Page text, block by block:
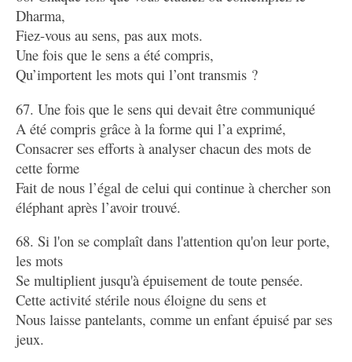
Dharma,
Fiez-vous au sens, pas aux mots.
Une fois que le sens a été compris,
Qu’importent les mots qui l’ont transmis ?
67. Une fois que le sens qui devait être communiqué
A été compris grâce à la forme qui l’a exprimé,
Consacrer ses efforts à analyser chacun des mots de
cette forme
Fait de nous l’égal de celui qui continue à chercher son
éléphant après l’avoir trouvé.
68. Si l'on se complaît dans l'attention qu'on leur porte,
les mots
Se multiplient jusqu'à épuisement de toute pensée.
Cette activité stérile nous éloigne du sens et
Nous laisse pantelants, comme un enfant épuisé par ses
jeux.